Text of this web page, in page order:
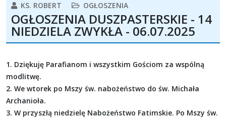
KS. ROBERT OGŁOSZENIA
OGŁOSZENIA DUSZPASTERSKIE - 14
NIEDZIELA ZWYKŁA - 06.07.2025
1. Dziękuję Parafianom i wszystkim Gościom za wspólną
modlitwę.
2. We wtorek po Mszy św. nabożeństwo do św. Michała
Archanioła.
3. W przyszłą niedzielę Nabożeństwo Fatimskie. Po Mszy św.